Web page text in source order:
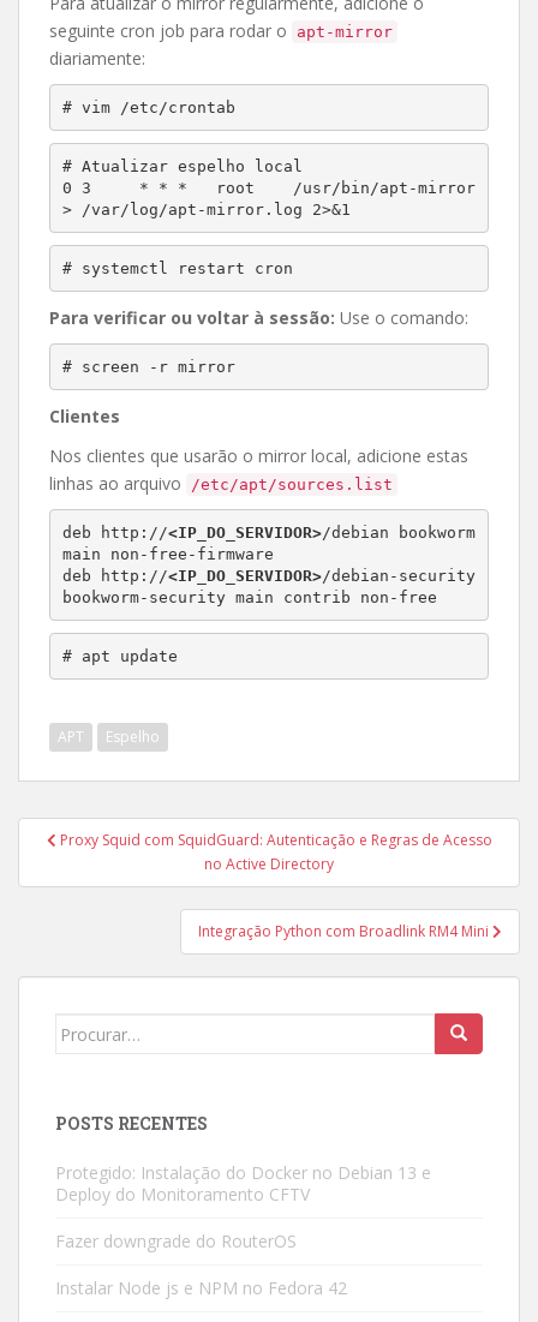
seguinte cron job para rodar o
apt-mirror
diariamente:
# vim /etc/crontab
# Atualizar espelho local
0 3	* * *	root	/usr/bin/apt-mirror
> /var/log/apt-mirror.log 2>&1
# systemctl restart cron
Para verificar ou voltar à sessão: Use o comando:
# screen -r mirror
Clientes
Nos clientes que usarão o mirror local, adicione estas
linhas ao arquivo
/etc/apt/sources.list
deb http://<IP_DO_SERVIDOR>/debian bookworm
main non-free-firmware
deb http://<IP_DO_SERVIDOR>/debian-security
# apt update
APT Espelho
Navegação
Post
Proxy Squid com SquidGuard: Autenticação e Regras de Acesso
no Active Directory
Integração Python com Broadlink RM4 Mini
Search
POSTS RECENTES
Protegido: Instalação do Docker no Debian 13 e
Deploy do Monitoramento CFTV
Fazer downgrade do RouterOS
Instalar Node js e NPM no Fedora 42